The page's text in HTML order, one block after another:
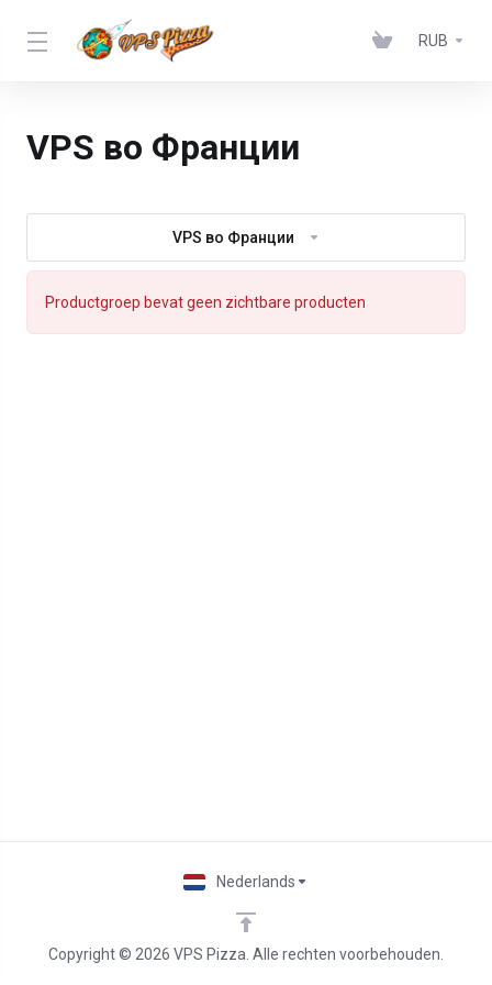
RUB
VPS во Франции
VPS во Франции
Productgroep bevat geen zichtbare producten
Copyright © 2026 VPS Pizza. Alle rechten voorbehouden.
Nederlands